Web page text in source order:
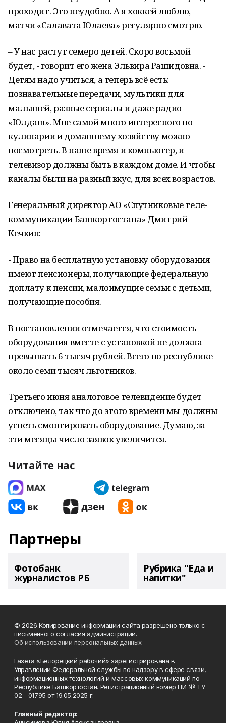
проходит. Это неудобно. А я хоккей люблю,
матчи «Салавата Юлаева» регулярно смотрю.
– У нас растут семеро детей. Скоро восьмой
будет, - говорит его жена Эльвира Рашидовна. -
Детям надо учиться, а теперь всё есть:
познавательные передачи, мультики для
малышей, разные сериалы и даже радио
«Юлдаш». Мне самой много интересного по
кулинарии и домашнему хозяйству можно
посмотреть. В наше время и компьютер, и
телевизор должны быть в каждом доме. И чтобы
каналы были на разный вкус, для всех возрастов.
Генеральный директор АО «Спутниковые теле-
коммуникации Башкортостана» Дмитрий
Кечкин:
- Право на бесплатную установку оборудования
имеют пенсионеры, получающие федеральную
доплату к пенсии, малоимущие семьи с детьми,
получающие пособия.
В постановлении отмечается, что стоимость
оборудования вместе с установкой не должна
превышать 6 тысяч рублей. Всего по республике
около семи тысяч льготников.
Третьего июня аналоговое телевидение будет
отключено, так что до этого времени мы должны
успеть смонтировать оборудование. Думаю, за
эти месяцы число заявок увеличится.
Читайте нас
Партнеры
Фотобанк
журналистов РБ
Рубрика "Еда и
напитки"
© 2026 Копирование информации сайта разрешено только с
письменного согласия администрации.
Об использовании персональных данных
Газета «Белорецкий рабочий» зарегистрирована в
Управлении Федеральной службы по надзору в сфере связи,
информационных технологий и массовых коммуникаций по
Республике Башкортостан. Регистрационный номер ПИ № ТУ
02 - 01795 от 19.05.2025 г.
Главный редактор: